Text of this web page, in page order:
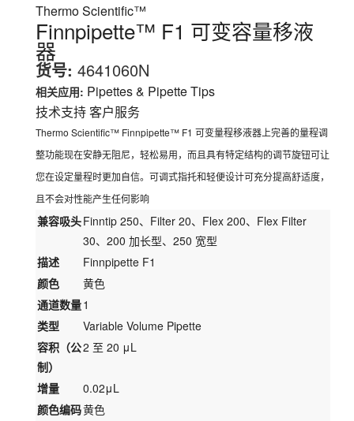
Thermo Scientific™
Finnpipette™ F1 可变容量移液
器
货号: 4641060N
相关应用: Pipettes & Pipette Tips
技术支持客户服务
Thermo Scientific™ Finnpipette™ F1 可变量程移液器上完善的量程调
整功能现在安静无阻尼，轻松易用，而且具有特定结构的调节旋钮可让
您在设定量程时更加自信。可调式指托和轻便设计可充分提高舒适度，
且不会对性能产生任何影响
兼容吸头Finntip 250、Filter 20、Flex 200、Flex Filter
30、200 加长型、250 宽型
描述
Finnpipette F1
颜色
黄色
通道数量1
类型
Variable Volume Pipette
容积（公
制）
2 至 20 μL
增量
0.02μL
颜色编码黄色